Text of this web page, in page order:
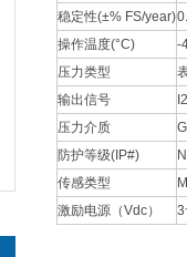
稳定性(±% FS/year)
操作温度(°C)
-
压力类型
输出信号
压力介质
防护等级(IP#)
传感类型
激励电源（Vdc）